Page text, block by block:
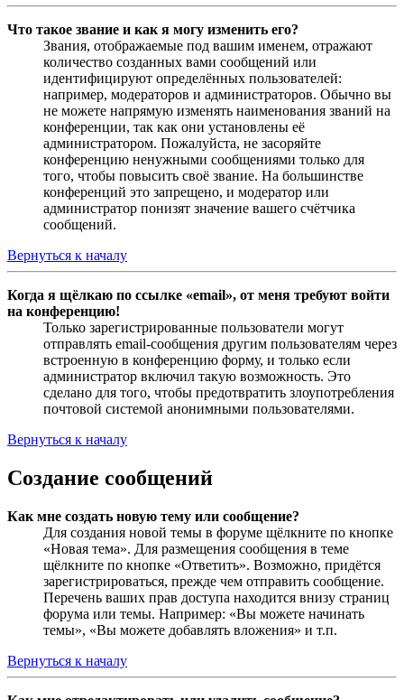
Что такое звание и как я могу изменить его?
Звания, отображаемые под вашим именем, отражают
количество созданных вами сообщений или
идентифицируют определённых пользователей:
например, модераторов и администраторов. Обычно вы
не можете напрямую изменять наименования званий на
конференции, так как они установлены её
администратором. Пожалуйста, не засоряйте
конференцию ненужными сообщениями только для
того, чтобы повысить своё звание. На большинстве
конференций это запрещено, и модератор или
администратор понизят значение вашего счётчика
сообщений.
Вернуться к началу
Когда я щёлкаю по ссылке «email», от меня требуют войти
на конференцию!
Только зарегистрированные пользователи могут
отправлять email-сообщения другим пользователям через
встроенную в конференцию форму, и только если
администратор включил такую возможность. Это
сделано для того, чтобы предотвратить злоупотребления
почтовой системой анонимными пользователями.
Вернуться к началу
Создание сообщений
Как мне создать новую тему или сообщение?
Для создания новой темы в форуме щёлкните по кнопке
«Новая тема». Для размещения сообщения в теме
щёлкните по кнопке «Ответить». Возможно, придётся
зарегистрироваться, прежде чем отправить сообщение.
Перечень ваших прав доступа находится внизу страниц
форума или темы. Например: «Вы можете начинать
темы», «Вы можете добавлять вложения» и т.п.
Вернуться к началу